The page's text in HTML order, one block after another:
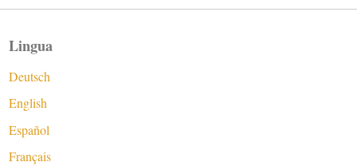
Lingua
Deutsch
English
Español
Français